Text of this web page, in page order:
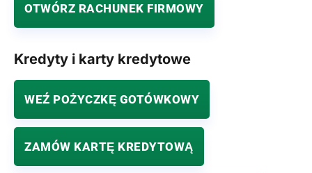
OTWÓRZ RACHUNEK FIRMOWY
Kredyty i karty kredytowe
WEŹ POŻYCZKĘ GOTÓWKOWY
ZAMÓW KARTĘ KREDYTOWĄ